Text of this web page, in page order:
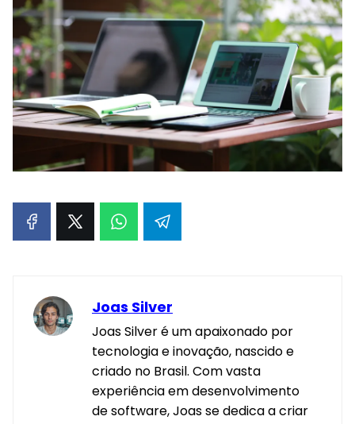
Joas Silver
Joas Silver é um apaixonado por
tecnologia e inovação, nascido e
criado no Brasil. Com vasta
experiência em desenvolvimento
de software, Joas se dedica a criar